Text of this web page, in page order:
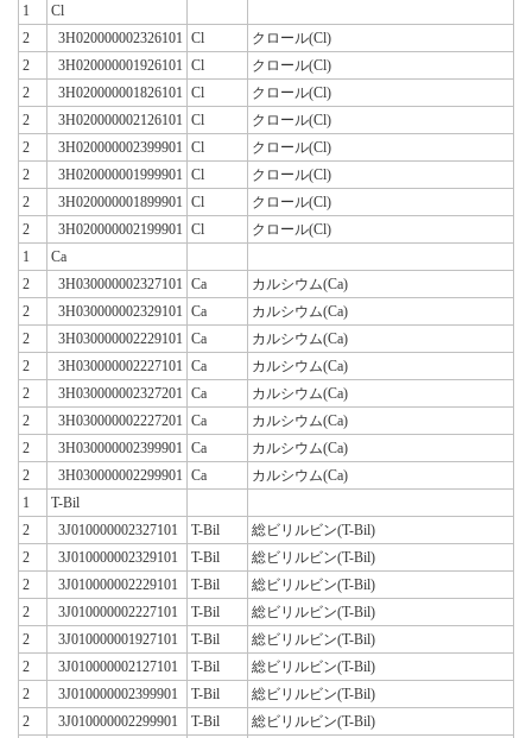
1
Cl
2
3H020000002326101 Cl
クロール(Cl)
2
3H020000001926101 Cl
クロール(Cl)
2
3H020000001826101 Cl
クロール(Cl)
2
3H020000002126101 Cl
クロール(Cl)
2
3H020000002399901 Cl
クロール(Cl)
2
3H020000001999901 Cl
クロール(Cl)
2
3H020000001899901 Cl
クロール(Cl)
2
3H020000002199901 Cl
クロール(Cl)
1
Ca
2
3H030000002327101 Ca
カルシウム(Ca)
2
3H030000002329101 Ca
カルシウム(Ca)
2
3H030000002229101 Ca
カルシウム(Ca)
2
3H030000002227101 Ca
カルシウム(Ca)
2
3H030000002327201 Ca
カルシウム(Ca)
2
3H030000002227201 Ca
カルシウム(Ca)
2
3H030000002399901 Ca
カルシウム(Ca)
2
3H030000002299901 Ca
カルシウム(Ca)
1
T-Bil
2
3J010000002327101 T-Bil
総ビリルビン(T-Bil)
2
3J010000002329101 T-Bil
総ビリルビン(T-Bil)
2
3J010000002229101 T-Bil
総ビリルビン(T-Bil)
2
3J010000002227101 T-Bil
総ビリルビン(T-Bil)
2
3J010000001927101 T-Bil
総ビリルビン(T-Bil)
2
3J010000002127101 T-Bil
総ビリルビン(T-Bil)
2
3J010000002399901 T-Bil
総ビリルビン(T-Bil)
2
3J010000002299901 T-Bil
総ビリルビン(T-Bil)